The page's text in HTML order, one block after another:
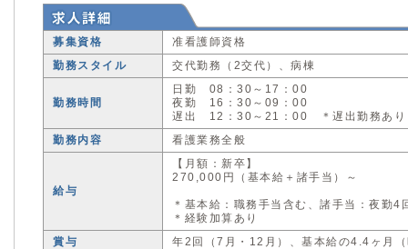
募集資格
准看護師資格
勤務スタイル
交代勤務（2交代）、病棟
勤務時間
日勤 08：30～17：00
夜勤 16：30～09：00
遅出 12：30～21：00 ＊遅出勤務あり
勤務内容
看護業務全般
給与
【月額：新卒】
270,000円（基本給＋諸手当）～
＊基本給：職務手当含む、諸手当：夜勤4
＊経験加算あり
賞与
年2回（7月・12月）、基本給の4.4ヶ月